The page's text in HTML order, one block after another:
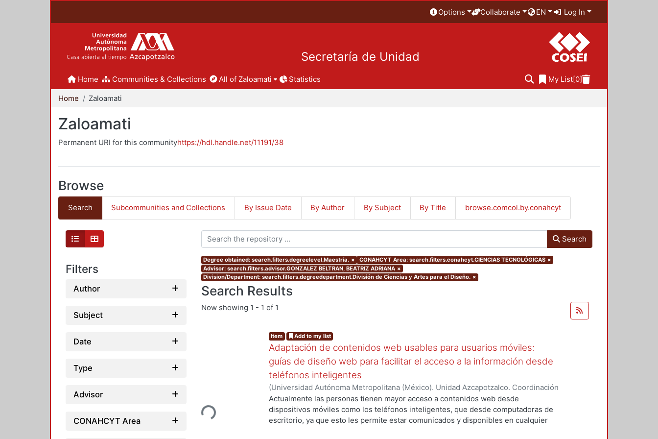
Options Collaborate EN Log In
Secretaría de Unidad
Home Communities & Collections All of Zaloamati Statistics My List[0]
Home Zaloamati
Zaloamati
Permanent URI for this communityhttps://hdl.handle.net/11191/38
Browse
Search Subcommunities and Collections By Issue Date By Author By Subject By Title browse.comcol.by.conahcyt
Filters
Author
Subject
Date
Type
Advisor
CONAHCYT Area
Search
Degree obtained: search.filters.degreelevel.Maestría. × CONAHCYT Area: search.filters.conahcyt.CIENCIAS TECNOLÓGICAS ×
Advisor: search.filters.advisor.GONZALEZ BELTRAN, BEATRIZ ADRIANA ×
Division/Department: search.filters.degreedepartment.División de Ciencias y Artes para el Diseño. ×
Search Results
Now showing 1 - 1 of 1
Loading...
Item Add to my list
Adaptación de contenidos web usables para usuarios móviles:
guías de diseño web para facilitar el acceso a la información desde
teléfonos inteligentes
(Universidad Autónoma Metropolitana (México). Unidad Azcapotzalco. Coordinación
de Servicios de Información.,2012-07)Granados García, Araceli
Actualmente las personas tienen mayor acceso a contenidos web desde
dispositivos móviles como los teléfonos inteligentes, que desde computadoras de
escritorio, ya que esto les permite estar comunicados y disponibles en cualquier